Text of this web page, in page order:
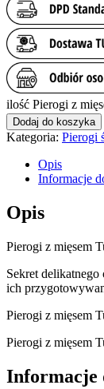
ilość Pierogi z
Dodaj do koszyka
Kategoria: Pierogi
Opis
Informacje
Opis
Pierogi z mięsem
Sekret
ich
Pierogi z mięsem
Pierogi z mięsem
Informacje